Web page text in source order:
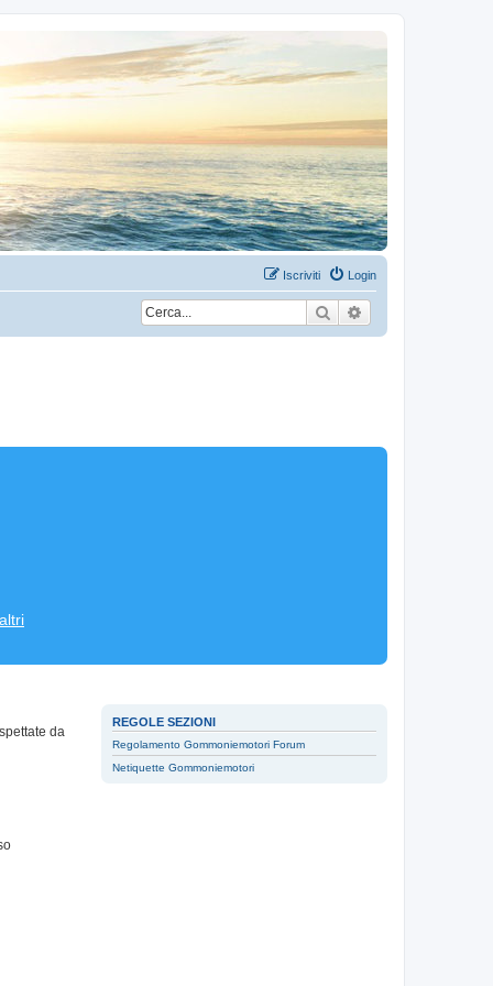
Login
Iscriviti
Cerca
REGOLE SEZIONI
Regolamento Gommoniemotori Forum
Netiquette Gommoniemotori
da